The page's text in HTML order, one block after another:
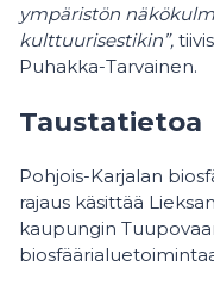
ympäristön
kulttuurisestikin”,
Puhakka-Tarvainen.
Taustatietoa
Pohjois-Karjalan
rajaus käsittää
kaupungin